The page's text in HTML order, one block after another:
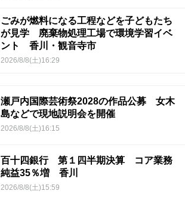
ごみが燃料になる工程などを子どもたち
が見学 廃棄物処理工場で環境学習イベ
ント 香川・観音寺市
2026/8/8(土)16:29
瀬戸内国際芸術祭2028の作品公募 女木
島などで現地説明会を開催
2026/8/8(土)16:15
百十四銀行 第１四半期決算 コア業務
純益35％増 香川
2026/8/8(土)15:59